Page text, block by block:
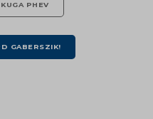
PHEV
GABERSZIK!